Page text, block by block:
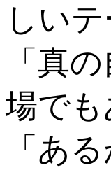
しいテ
「真
場で
「あ